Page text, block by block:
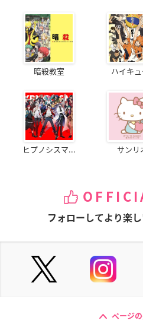
暗殺教室 ハイキ
ヒプノシスマ... サンリ
フォローしてより楽
ページ